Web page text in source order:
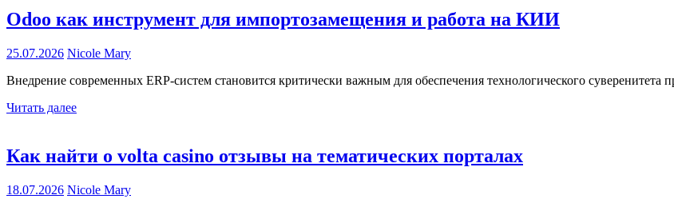
Odoo как инструмент для импортозамещения и работа на КИИ
25.07.2026 Nicole Mary
Внедрение современных ERP-систем становится критически важным для обеспечения технологического
Читать далее
Как найти о volta casino отзывы на тематических порталах
18.07.2026 Nicole Mary